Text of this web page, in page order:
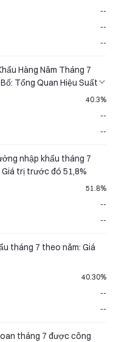
--
--
--
Hàng Năm Tháng 7
Tổng Quan Hiệu Suất
40.3%
--
--
nhập khẩu tháng 7
trị trước đó 51,8%
51.8%
--
--
tháng 7 theo năm: Giá
40.30%
--
--
tháng 7 được công